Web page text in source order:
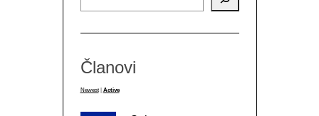
Članovi
Newest Active